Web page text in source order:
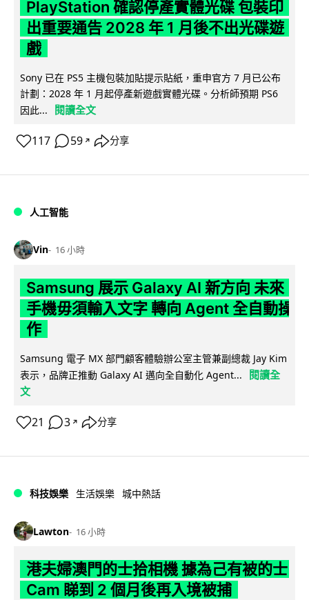
PlayStation 確認停產實體光碟 包裝印
出重要通告 2028 年 1 月後不出光碟遊
戲
Sony 已在 PS5 主機包裝加貼提示貼紙，重申官方 7 月已公布
計劃：2028 年 1 月起停產新遊戲實體光碟。分析師預期 PS6
因此...
閱讀全文
117 59 ↗ 分享
人工智能
Vin 16 小時
Samsung 展示 Galaxy AI 新方向 未來
手機毋須輸入文字 轉向 Agent 全自動操
作
Samsung 電子 MX 部門顧客體驗辦公室主管兼副總裁 Jay Kim
表示，品牌正推動 Galaxy AI 邁向全自動化 Agent...
閱讀全
文
21 3 ↗ 分享
科技娛樂 生活娛樂 城中熱話
Lawton 16 小時
港夫婦澳門的士拾相機 據為己有被的士
Cam 睇到 2 個月後再入境被捕